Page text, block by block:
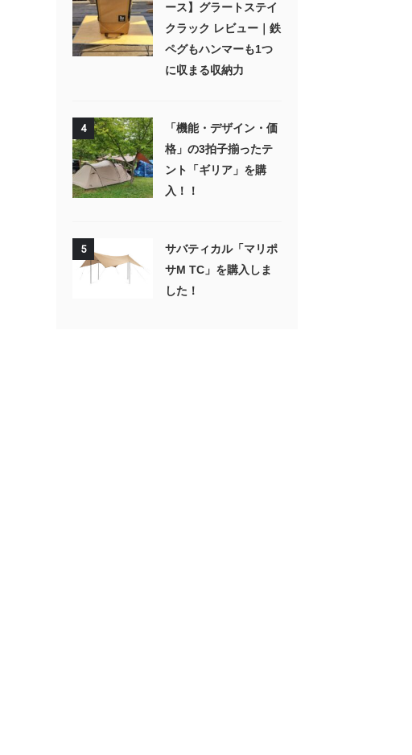
ース】グラートステイ
クラック レビュー｜鉄
ペグもハンマーも1つ
に収まる収納力
4
「機能・デザイン・価
格」の3拍子揃ったテ
ント「ギリア」を購
入！！
5
サバティカル「マリポ
サM TC」を購入しま
した！